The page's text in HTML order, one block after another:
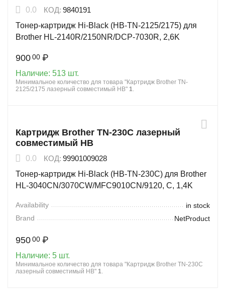
0.0 КОД: 9840191
Тонер-картридж Hi-Black (HB-TN-2125/2175) для
Brother HL-2140R/2150NR/DCP-7030R, 2,6K
900 00 ₽
Наличие: 513 шт.
Минимальное количество для товара "Картридж Brother TN-
2125/2175 лазерный совместимый HB" 1.
Картридж Brother TN-230C лазерный
совместимый HB
0.0 КОД: 99901009028
Тонер-картридж Hi-Black (HB-TN-230C) для Brother
HL-3040CN/3070CW/MFC9010CN/9120, C, 1,4K
Availability
in stock
Brand
NetProduct
950 00 ₽
Наличие: 5 шт.
Минимальное количество для товара "Картридж Brother TN-230C
лазерный совместимый HB" 1.